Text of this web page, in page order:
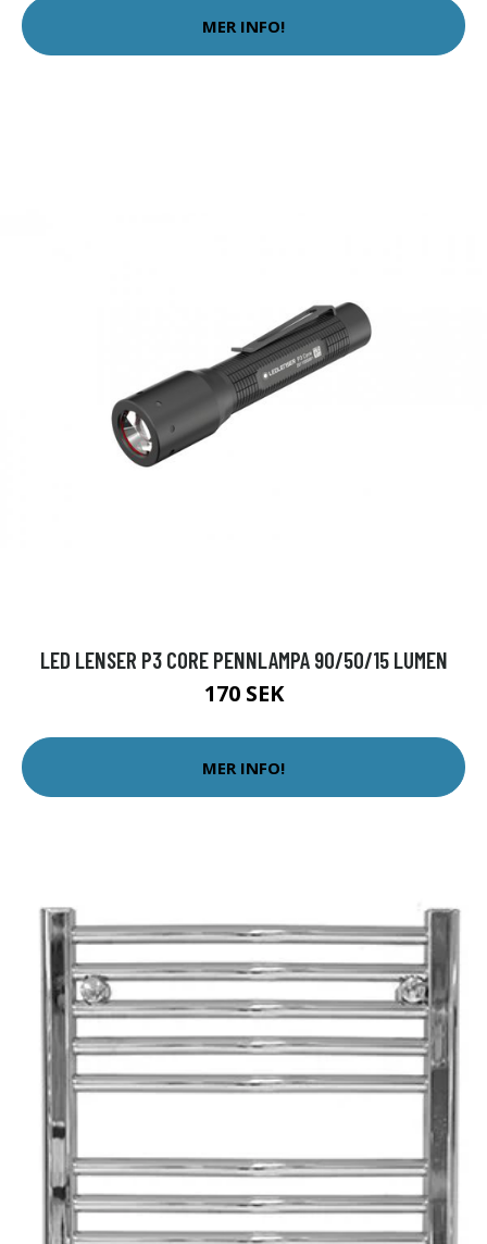
MER INFO!
LED LENSER P3 CORE PENNLAMPA 90/50/15 LUMEN
170 SEK
MER INFO!